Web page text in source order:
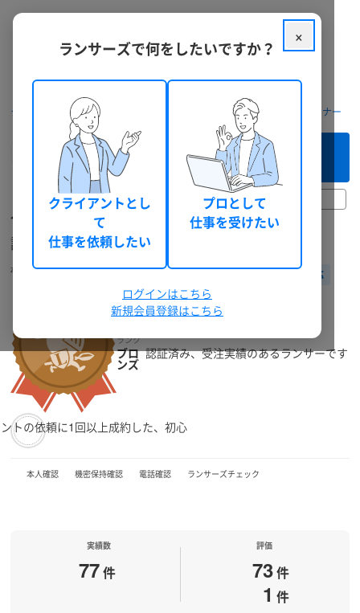
クラウドソーシング ランサーズ フリーランスを探す Webデザイナー
13時間前
合同会社InfinityDesign
認知されるまでがWEB制作！！
ziyuugaii Webディレクター 個人 福岡県 30代前半 男性 ビデオ面談対応
ランク
ブロ
ンズ
認証済み、受注実績のあるランサーです
トの依頼に1回以上成約した、初心
本人確認 機密保持確認 電話確認 ランサーズチェック
このフリーランスへ
まずは相談してみる（無料）
実績数
77件
評価
73件
1 件
×
ランサーズで何をしたいですか？
クライアントとし
て
仕事を依頼したい
プロとして
仕事を受けたい
ログインはこちら
新規会員登録はこちら